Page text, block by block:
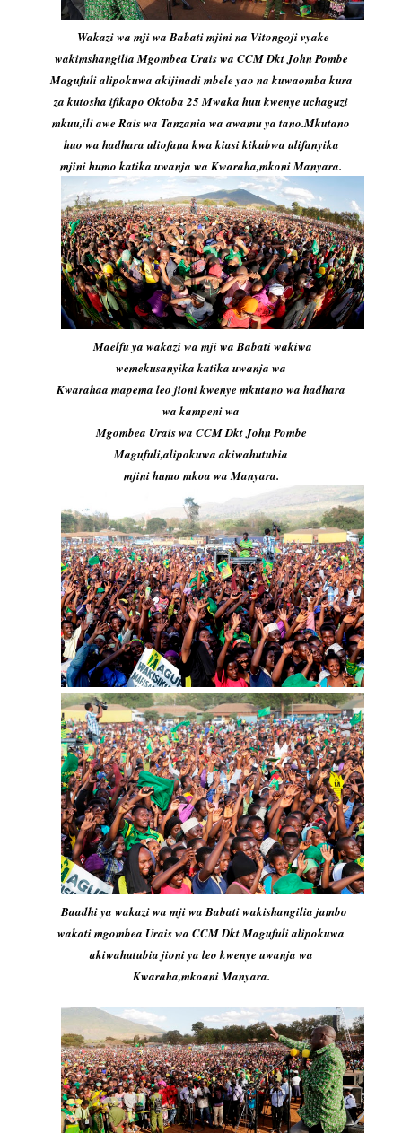
Wakazi wa mji wa Babati mjini na Vitongoji vyake
wakimshangilia Mgombea Urais wa CCM Dkt John Pombe
Magufuli alipokuwa akijinadi mbele yao na kuwaomba kura
za kutosha ifikapo Oktoba 25 Mwaka huu kwenye uchaguzi
mkuu,ili awe Rais wa Tanzania wa awamu ya tano.Mkutano
huo wa hadhara uliofana kwa kiasi kikubwa ulifanyika
mjini humo katika uwanja wa Kwaraha,mkoni Manyara.
Maelfu ya wakazi wa mji wa Babati wakiwa
wemekusanyika katika uwanja wa
Kwarahaa mapema leo jioni kwenye mkutano wa hadhara
wa kampeni wa
Mgombea Urais wa CCM Dkt John Pombe
Magufuli,alipokuwa akiwahutubia
mjini humo mkoa wa Manyara.
Baadhi ya wakazi wa mji wa Babati wakishangilia jambo
wakati mgombea Urais wa CCM Dkt Magufuli alipokuwa
akiwahutubia jioni ya leo kwenye uwanja wa
Kwaraha,mkoani Manyara.